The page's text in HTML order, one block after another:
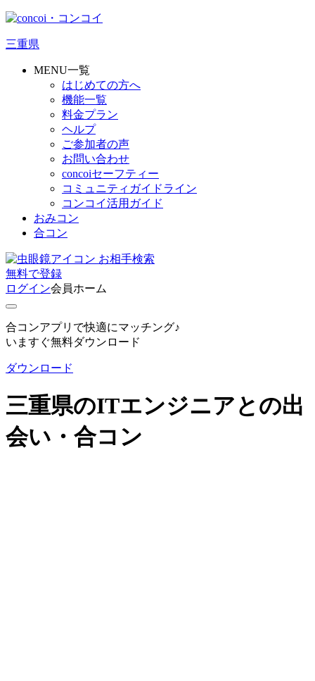
三重県
MENU一覧
はじめての方へ
機能一覧
料金プラン
ヘルプ
ご参加者の声
お問い合わせ
concoiセーフティー
コミュニティガイドライン
コンコイ活用ガイド
おみコン
合コン
お相手検索
無料で登録
ログイン会員ホーム
合コンアプリで快適にマッチング♪
いますぐ無料ダウンロード
ダウンロード
三重県のITエンジニアとの出
会い・合コン